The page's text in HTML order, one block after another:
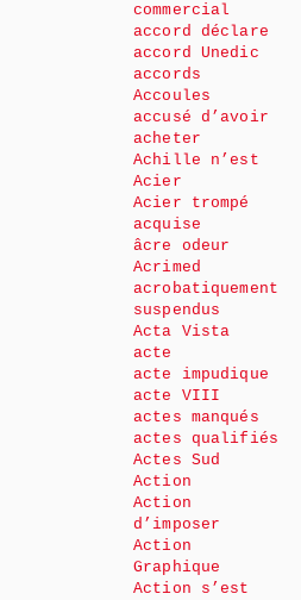
commercial
accord déclare
accord Unedic
accords
Accoules
accusé d’avoir
acheter
Achille n’est
Acier
Acier trompé
acquise
âcre odeur
Acrimed
acrobatiquement
suspendus
Acta Vista
acte
acte impudique
acte VIII
actes manqués
actes qualifiés
Actes Sud
Action
Action
d’imposer
Action
Graphique
Action s’est